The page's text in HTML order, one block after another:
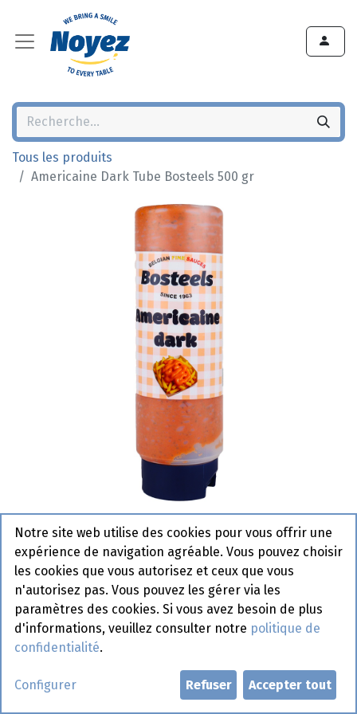
Tous les produits
Americaine Dark Tube Bosteels 500 gr
Americaine Dark Tube Bosteels
500 gr
Actif
Demander un compte
Notre site web utilise des cookies pour vous offrir une
expérience de navigation agréable. Vous pouvez choisir
les cookies que vous autorisez et ceux que vous
n'autorisez pas. Vous pouvez les gérer via les
paramètres des cookies. Si vous avez besoin de plus
d'informations, veuillez consulter notre politique de
confidentialité.
Configurer Refuser Accepter tout